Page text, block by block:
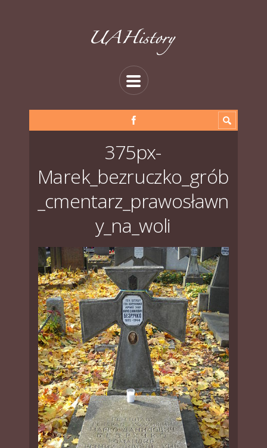
375px-
Marek_bezruczko_grób
_cmentarz_prawosławn
y_na_woli